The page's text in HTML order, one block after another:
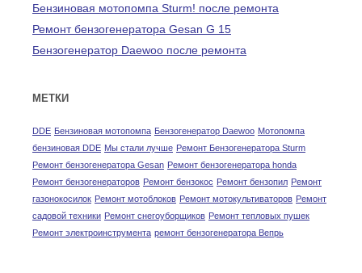
Бензиновая мотопомпа Sturm! после ремонта
Ремонт бензогенератора Gesan G 15
Бензогенератор Daewoo после ремонта
МЕТКИ
DDE Бензиновая мотопомпа Бензогенератор Daewoo Мотопомпа
бензиновая DDE Мы стали лучше Ремонт Бензогенератора Sturm
Ремонт бензогенератора Gesan Ремонт бензогенератора honda
Ремонт бензогенераторов Ремонт бензокос Ремонт бензопил Ремонт
газонокосилок Ремонт мотоблоков Ремонт мотокультиваторов Ремонт
садовой техники Ремонт снегоуборщиков Ремонт тепловых пушек
Ремонт электроинструмента ремонт бензогенератора Вепрь